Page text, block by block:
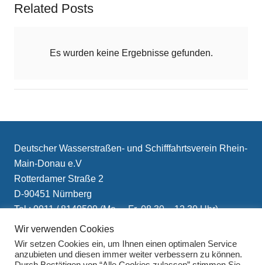
Related Posts
Es wurden keine Ergebnisse gefunden.
Deutscher Wasserstraßen- und Schifffahrtsverein Rhein-
Main-Donau e.V
Rotterdamer Straße 2
D-90451 Nürnberg
Tel.: 0911 / 8149509 (Mo. – Fr. 08.30 – 12.30 Uhr)
E-Mail: info(at)schifffahrtsverein.de
Wir verwenden Cookies
Wir setzen Cookies ein, um Ihnen einen optimalen Service
anzubieten und diesen immer weiter verbessern zu können.